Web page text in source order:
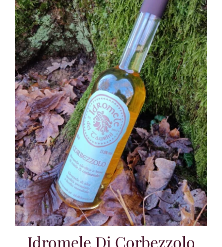
Idromele Di Corbezzolo